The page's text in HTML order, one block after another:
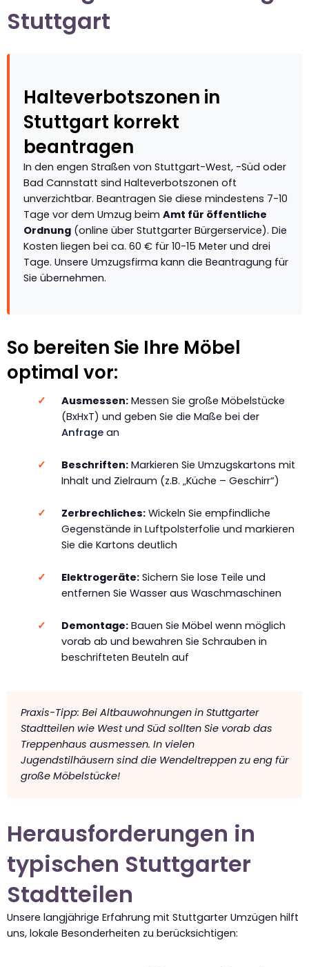
Stuttgart
Halteverbotszonen in
Stuttgart korrekt
beantragen
In den engen Straßen von Stuttgart-West, -Süd oder
Bad Cannstatt sind Halteverbotszonen oft
unverzichtbar. Beantragen Sie diese mindestens 7-10
Tage vor dem Umzug beim Amt für öffentliche
Ordnung (online über Stuttgarter Bürgerservice). Die
Kosten liegen bei ca. 60 € für 10-15 Meter und drei
Tage. Unsere Umzugsfirma kann die Beantragung für
Sie übernehmen.
So bereiten Sie Ihre Möbel
optimal vor:
Ausmessen:Messen Sie große Möbelstücke
(BxHxT) und geben Sie die Maße bei der
Anfragean
Beschriften:Markieren Sie Umzugskartons mit
Inhalt und Zielraum (z.B. „Küche – Geschirr“)
Zerbrechliches:Wickeln Sie empfindliche
Gegenstände in Luftpolsterfolie und markieren
Sie die Kartons deutlich
Elektrogeräte:Sichern Sie lose Teile und
entfernen Sie Wasser aus Waschmaschinen
Demontage:Bauen Sie Möbel wenn möglich
vorab ab und bewahren Sie Schrauben in
beschrifteten Beuteln auf
Praxis-Tipp: Bei Altbauwohnungen in Stuttgarter
Stadtteilen wie West und Süd sollten Sie vorab das
Treppenhaus ausmessen. In vielen
Jugendstilhäusern sind die Wendeltreppen zu eng für
große Möbelstücke!
Herausforderungen in
typischen Stuttgarter
Stadtteilen
Unsere langjährige Erfahrung mit Stuttgarter Umzügen hilft
uns, lokale Besonderheiten zu berücksichtigen: